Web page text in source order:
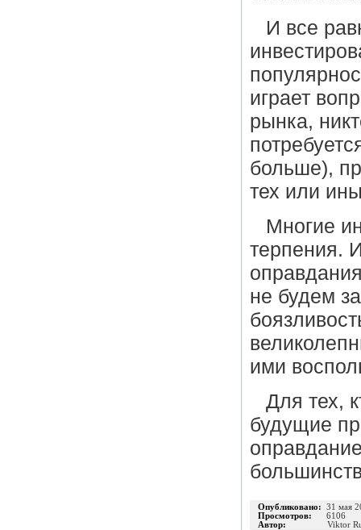
И все
играет
рынка,
больше),
тех или
Многие
терпения.
не будем
ими
Для тех,
будущие
Опубликовано: 31 мая
Просмотров: 6106
Автор:
Viktor